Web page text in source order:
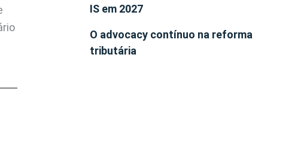
IS em 2027
O advocacy contínuo na reforma
tributária